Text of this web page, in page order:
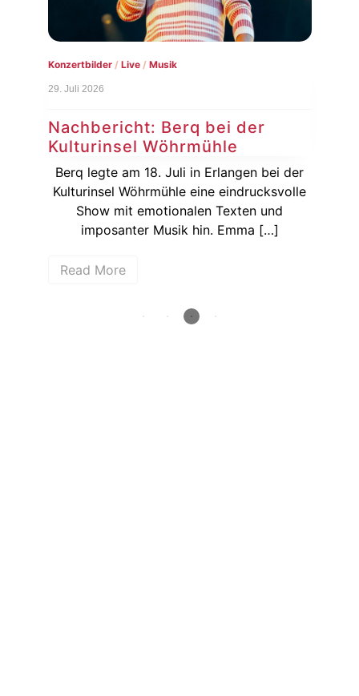
Konzertbilder/ Live/ Musik
29. Juli 2026
Nachbericht: Berq bei der
Kulturinsel Wöhrmühle
Berq legte am 18. Juli in Erlangen bei der
Kulturinsel Wöhrmühle eine eindrucksvolle
Show mit emotionalen Texten und
imposanter Musik hin. Emma […]
Read More